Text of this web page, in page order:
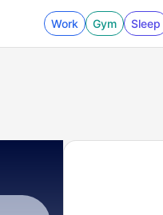
Work Gym Sleep